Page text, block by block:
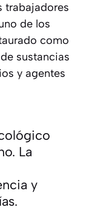
trabajadores
de los
como
sustancias
y agentes
La
y